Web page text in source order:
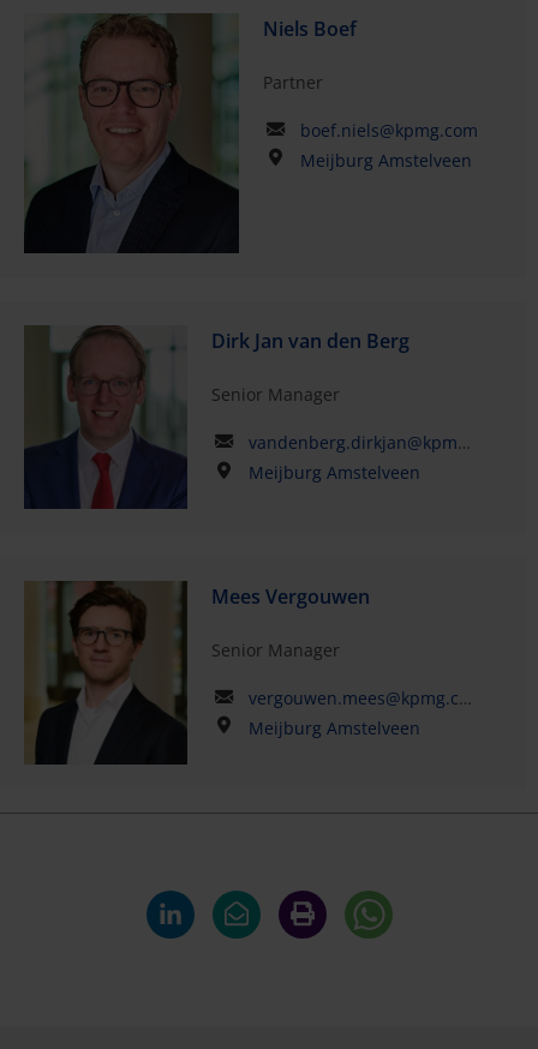
Niels Boef
Partner
boef.niels@kpmg.com
Meijburg Amstelveen
Dirk Jan van den Berg
Senior Manager
vandenberg.dirkjan@kpmg.com
Meijburg Amstelveen
Mees Vergouwen
Senior Manager
vergouwen.mees@kpmg.com
Meijburg Amstelveen